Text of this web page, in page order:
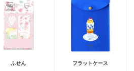
ふせん フラットケース